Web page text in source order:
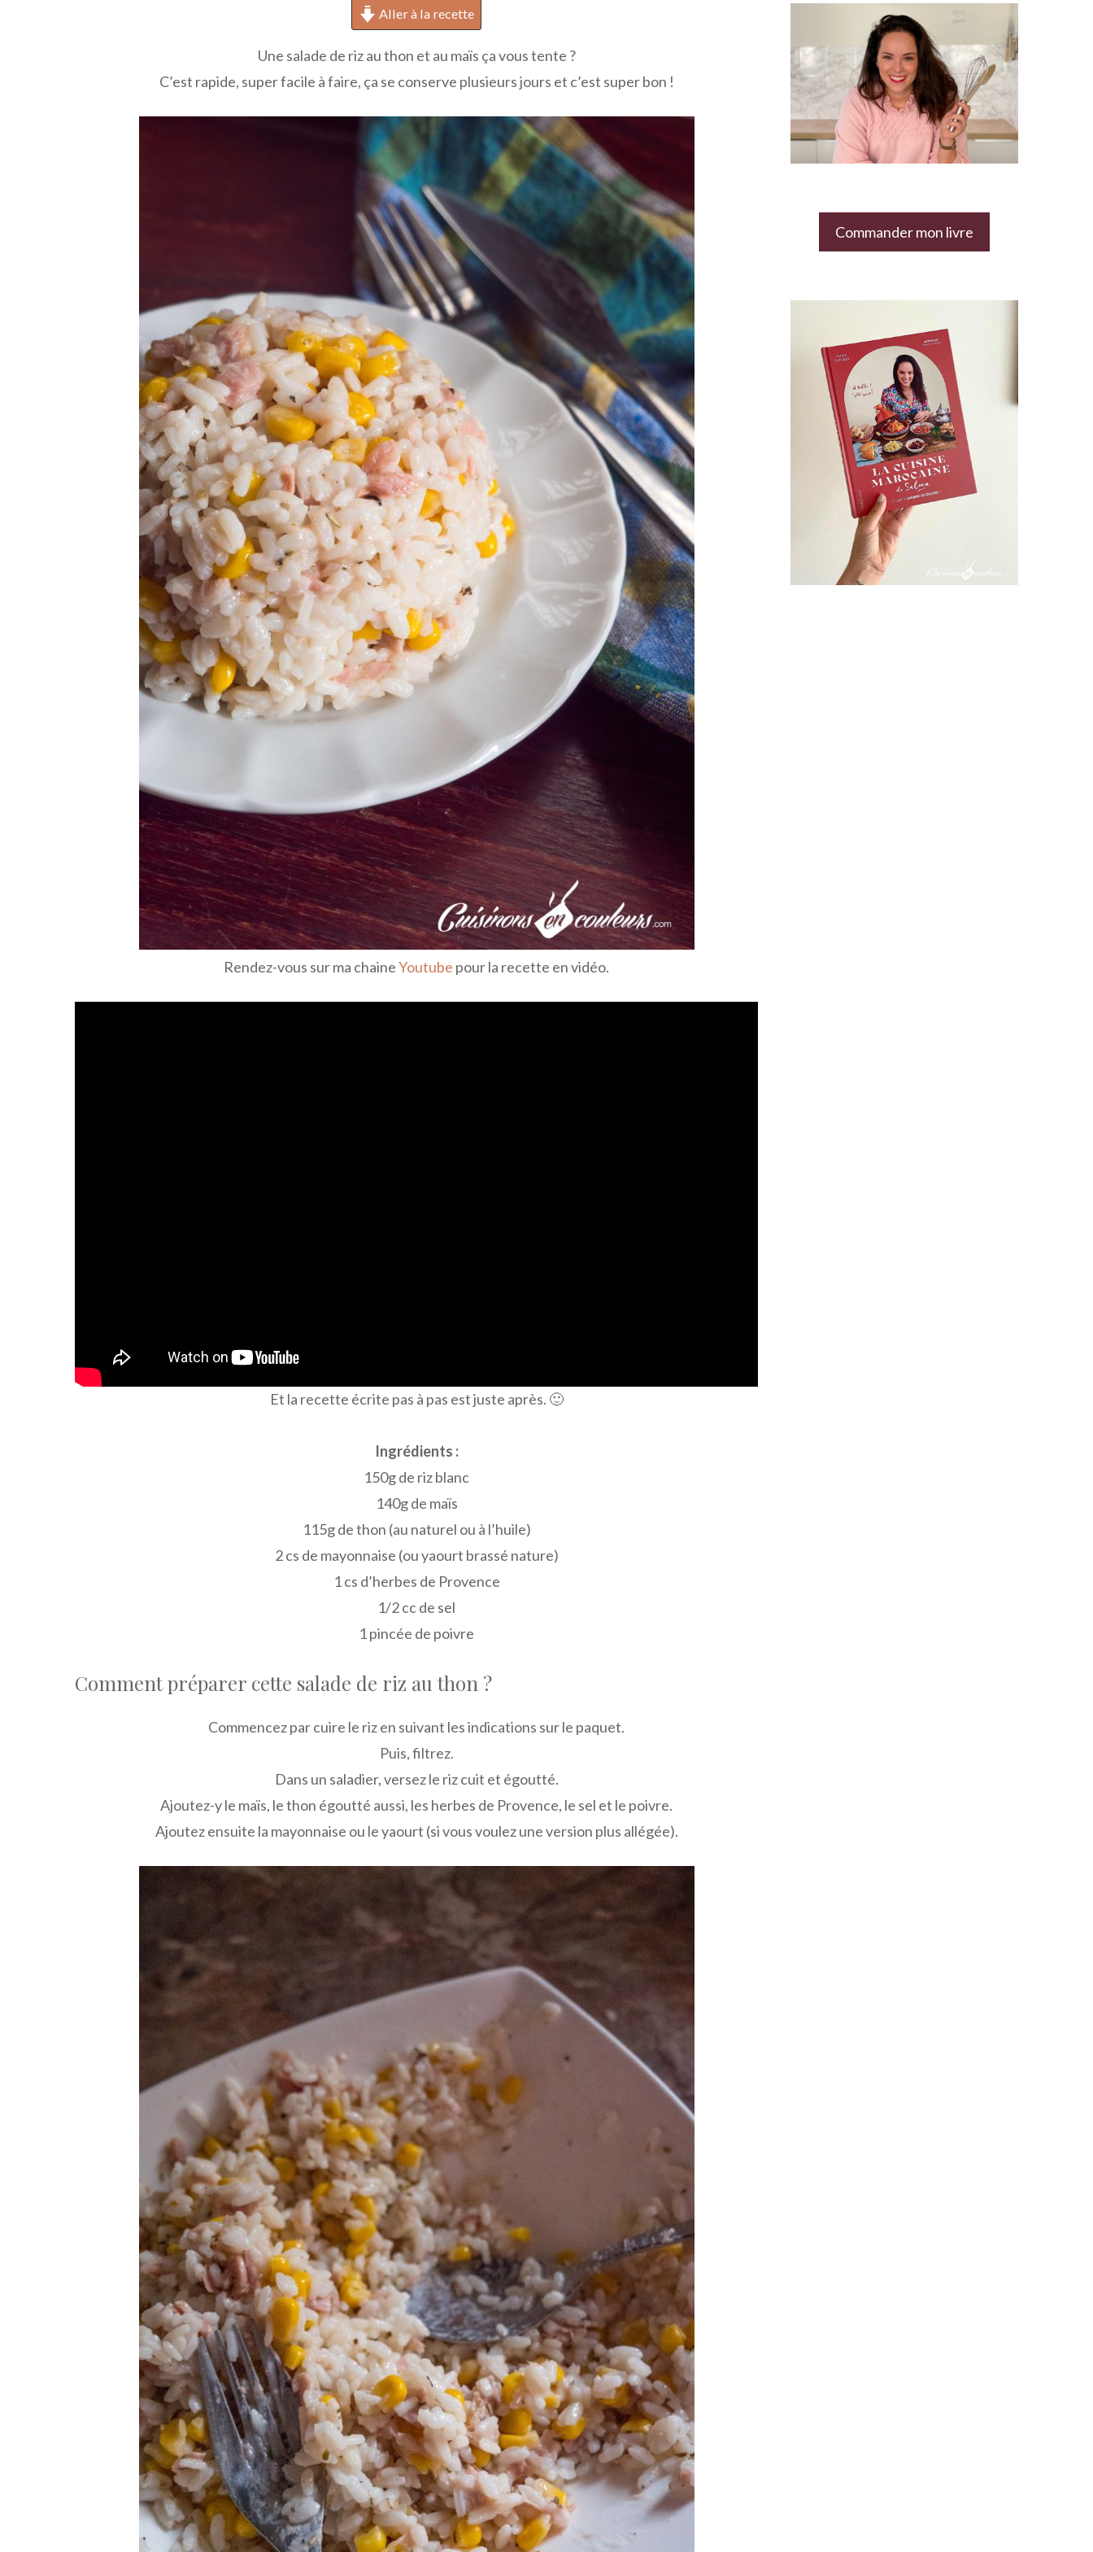
Aller à la recette
Une salade de riz au thon et au maïs ça vous tente ?
C’est rapide, super facile à faire, ça se conserve plusieurs jours et c’est super bon !
Rendez-vous sur ma chaineYoutube pour la recette en vidéo.
Et la recette écrite pas à pas est juste après. 🙂
Ingrédients :
150g de riz blanc
140g de maïs
115g de thon (au naturel ou à l’huile)
2 cs de mayonnaise (ou yaourt brassé nature)
1 cs d’herbes de Provence
1/2 cc de sel
1 pincée de poivre
Comment préparer cette salade de riz au thon ?
Commencez par cuire le riz en suivant les indications sur le paquet.
Puis, filtrez.
Dans un saladier, versez le riz cuit et égoutté.
Ajoutez-y le maïs, le thon égoutté aussi, les herbes de Provence, le sel et le poivre.
Ajoutez ensuite la mayonnaise ou le yaourt (si vous voulez une version plus allégée).
Commander mon livre